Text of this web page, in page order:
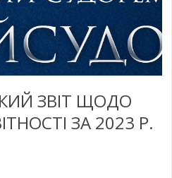
ЗВІТ ЩОДО
ЗА 2023 Р.